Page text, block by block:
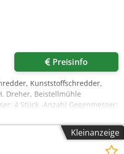
Preisinfo
Kunststoffschredder,
Dreher, Beistellmühle
4 Stück -Anzahl Gegenmesser:
260 mm -Anzahl: 1 Stück
650/1460/H1880
Kleinanzeige